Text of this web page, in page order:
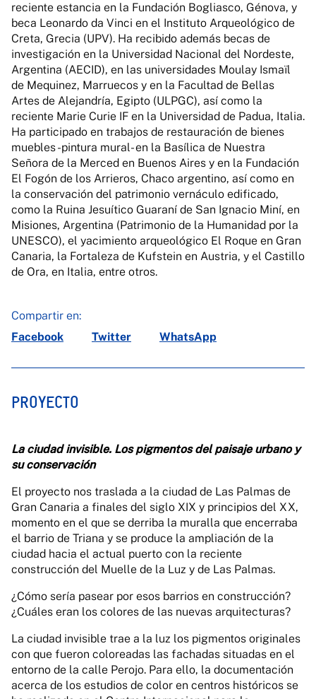
reciente estancia en la Fundación Bogliasco, Génova, y
beca Leonardo da Vinci en el Instituto Arqueológico de
Creta, Grecia (UPV). Ha recibido además becas de
investigación en la Universidad Nacional del Nordeste,
Argentina (AECID), en las universidades Moulay Ismaïl
de Mequinez, Marruecos y en la Facultad de Bellas
Artes de Alejandría, Egipto (ULPGC), así como la
reciente Marie Curie IF en la Universidad de Padua, Italia.
Ha participado en trabajos de restauración de bienes
muebles -pintura mural- en la Basílica de Nuestra
Señora de la Merced en Buenos Aires y en la Fundación
El Fogón de los Arrieros, Chaco argentino, así como en
la conservación del patrimonio vernáculo edificado,
como la Ruina Jesuítico Guaraní de San Ignacio Miní, en
Misiones, Argentina (Patrimonio de la Humanidad por la
UNESCO), el yacimiento arqueológico El Roque en Gran
Canaria, la Fortaleza de Kufstein en Austria, y el Castillo
de Ora, en Italia, entre otros.
Compartir en:
Facebook
Twitter WhatsApp
PROYECTO
La ciudad invisible. Los pigmentos del paisaje urbano y
su conservación
El proyecto nos traslada a la ciudad de Las Palmas de
Gran Canaria a finales del siglo XIX y principios del XX,
momento en el que se derriba la muralla que encerraba
el barrio de Triana y se produce la ampliación de la
ciudad hacia el actual puerto con la reciente
construcción del Muelle de la Luz y de Las Palmas.
¿Cómo sería pasear por esos barrios en construcción?
¿Cuáles eran los colores de las nuevas arquitecturas?
La ciudad invisible trae a la luz los pigmentos originales
con que fueron coloreadas las fachadas situadas en el
entorno de la calle Perojo. Para ello, la documentación
acerca de los estudios de color en centros históricos se